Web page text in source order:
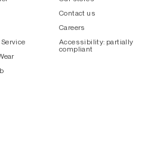
Contact us
Careers
Accessibility: partially
compliant